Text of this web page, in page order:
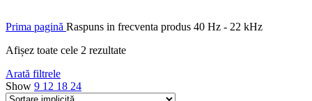
Prima pagină Raspuns in frecventa produs 40 Hz - 22 kHz
Afișez toate cele 2 rezultate
Arată filtrele
Show 9 12 18 24